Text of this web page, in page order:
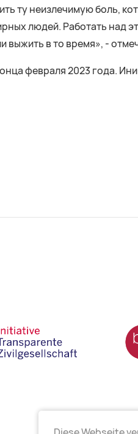
ту неизлечимую боль,
людей. Работать над
выжить в то время», -
февраля 2023 года.